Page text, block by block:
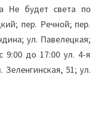
Не будет света по
пер. Речной; пер.
ул. Павелецкая;
9:00 до 17:00 ул. 4-я
Зеленгинская, 51; ул.